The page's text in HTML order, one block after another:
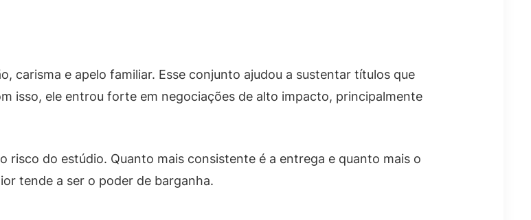
carisma e apelo familiar. Esse conjunto ajudou a sustentar títulos que
isso, ele entrou forte em negociações de alto impacto, principalmente
risco do estúdio. Quanto mais consistente é a entrega e quanto mais o
tende a ser o poder de barganha.